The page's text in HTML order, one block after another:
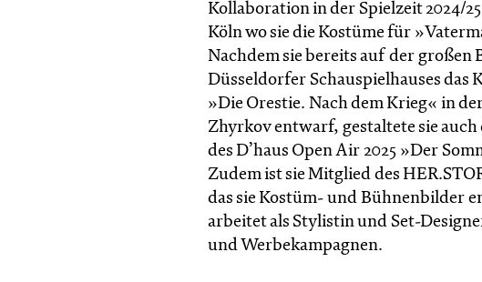
Kollaboration in der Spielzeit 2024/
Köln wo sie die Kostüme für
Nachdem sie bereits auf der großen
Düsseldorfer Schauspielhauses das
»Die Orestie. Nach dem Krieg« in der
Zhyrkov entwarf, gestaltete sie
des D’haus Open Air 2025 »Der
Zudem ist sie Mitglied des
das sie Kostüm- und Bühnenbilder
arbeitet als Stylistin und Set-
und Werbekampagnen.